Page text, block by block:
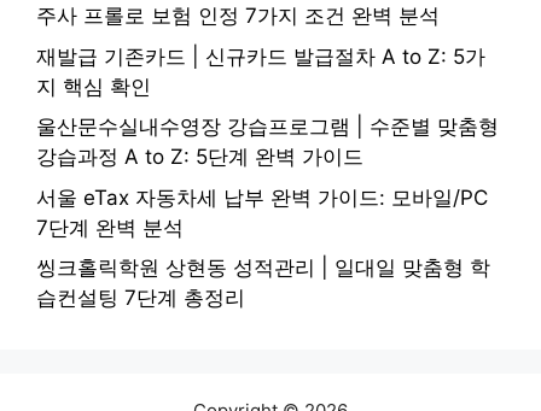
주사 프롤로 보험 인정 7가지 조건 완벽 분석
재발급 기존카드 | 신규카드 발급절차 A to Z: 5가
지 핵심 확인
울산문수실내수영장 강습프로그램 | 수준별 맞춤형
강습과정 A to Z: 5단계 완벽 가이드
서울 eTax 자동차세 납부 완벽 가이드: 모바일/PC
7단계 완벽 분석
씽크홀릭학원 상현동 성적관리 | 일대일 맞춤형 학
습컨설팅 7단계 총정리